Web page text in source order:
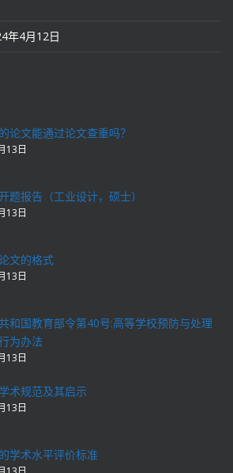
年4月12日
论文能通过论文查重吗？
13日
题报告（工业设计，硕士）
13日
文的格式
13日
和国教育部令第40号:高等学校预防与处理
为办法
13日
术规范及其启示
13日
学术水平评价标准